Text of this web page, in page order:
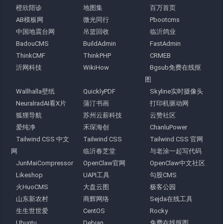
橙欣陪诊
地图集
百万首页
AB模板网
微光同行
Pbootcms
中国地震台网
吊篮回收
临沂鸽业
BadouCMS
BuildAdmin
FastAdmin
ThinkCMF
ThinkPHP
CRMEB
沂网科技
WikiHow
Bgsub免费在线抠
图
Wallhalla壁纸
QuicklyPDF
Skyline实时摄像头
NeuralradAI看X片
蒲汀书画
打印机驱动网
狐狸导航
苏州云薪科技
云赞社区
爱纯净
禾琛海创
ChanluPower
Tailwind CSS 中文
网
Tailwind CSS
Tailwind CSS 官网
临沂春芝堂
与老涂一起写代码
JunMaiCompressor
OpenClaw官网
OpenClaw中文社区
Likeshop
UAPI工具
勾股CMS
火HuoCMS
大盘云图
极客公园
山东新农村
商辉网络
Sejda在线工具
生生世世爱
CentOS
Rocky